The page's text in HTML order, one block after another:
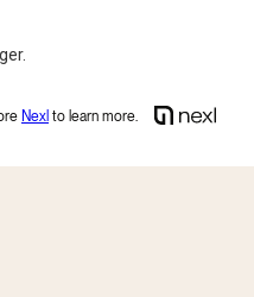
Nexl to learn more.